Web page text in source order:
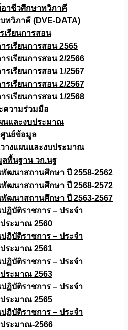
าชีวศึกษาทวิภาคี
ทวิภาคี (DVE-DATA)
เรียนการสอน
รเรียนการสอน 2565
รเรียนการสอน 2/2566
รเรียนการสอน 1/2567
รเรียนการสอน 2/2567
รเรียนการสอน 1/2568
ความร่วมมือ
นเเละงบประมาณ
นย์ข้อมูล
างแผนและงบประมาณ
พื้นฐาน วก.นฐ
ฒนาสถานศึกษา ปี 2558-2562
ฒนาสถานศึกษา ปี 2568-2572
ฒนาสถานศึกษา ปี 2563-2567
ฏิบัติราชการ – ประจำ
ระมาณ 2560
ฏิบัติราชการ – ประจำ
ระมาณ 2561
ฏิบัติราชการ – ประจำ
ระมาณ 2563
ฏิบัติราชการ – ประจำ
ระมาณ 2565
ฏิบัติราชการ – ประจำ
ระมาณ-2566